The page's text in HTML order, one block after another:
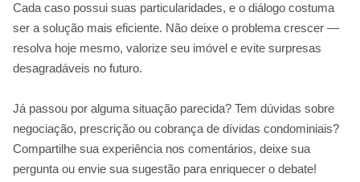
Cada caso possui suas particularidades, e o diálogo costuma
ser a solução mais eficiente. Não deixe o problema crescer —
resolva hoje mesmo, valorize seu imóvel e evite surpresas
desagradáveis no futuro.
Já passou por alguma situação parecida? Tem dúvidas sobre
negociação, prescrição ou cobrança de dívidas condominiais?
Compartilhe sua experiência nos comentários, deixe sua
pergunta ou envie sua sugestão para enriquecer o debate!